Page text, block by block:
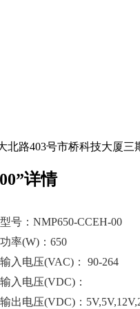
北路403号市桥科技大厦三
详情
型号：NMP650-CCEH-00
功率(W)：650
输入电压(VAC)： 90-264
输入电压(VDC)：
输出电压(VDC)：